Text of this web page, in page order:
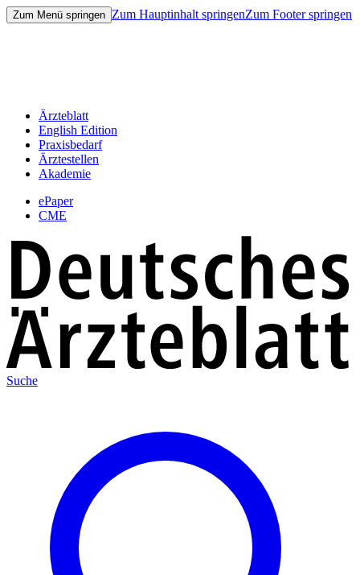
Zum Menü springen Zum Hauptinhalt springenZum Footer springen
Ärzteblatt
English Edition
Praxisbedarf
Ärztestellen
Akademie
ePaper
CME
Suche